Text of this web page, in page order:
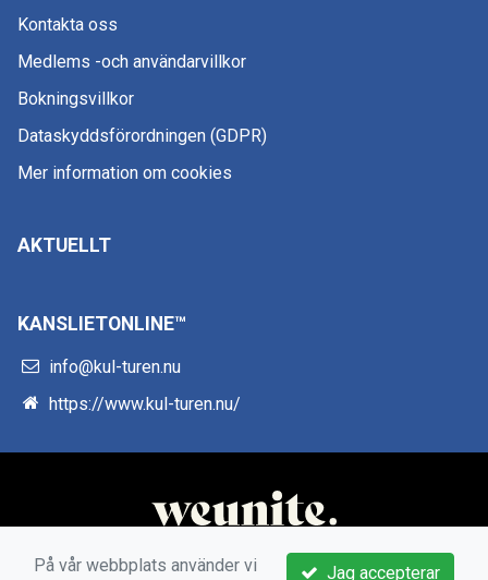
Kontakta oss
Medlems -och användarvillkor
Bokningsvillkor
Dataskyddsförordningen (GDPR)
Mer information om cookies
AKTUELLT
KANSLIETONLINE™
info@kul-turen.nu
https://www.kul-turen.nu/
Jag accepterar
På vår webbplats använder vi